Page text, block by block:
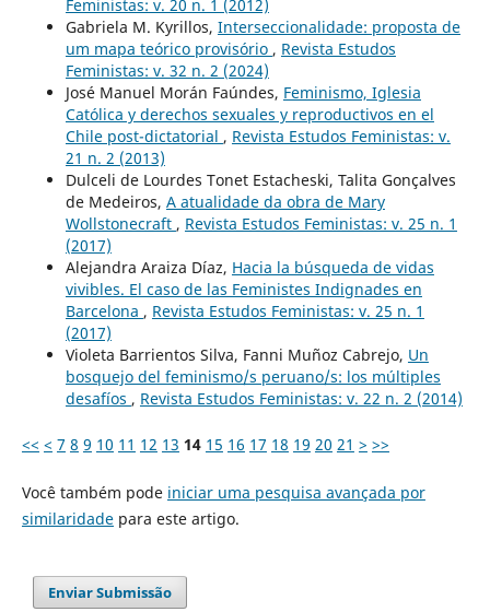
Feministas: v. 20 n. 1 (2012)
Gabriela M. Kyrillos, Interseccionalidade: proposta de
um mapa teórico provisório , Revista Estudos
Feministas: v. 32 n. 2 (2024)
José Manuel Morán Faúndes, Feminismo, Iglesia
Católica y derechos sexuales y reproductivos en el
Chile post-dictatorial , Revista Estudos Feministas: v.
21 n. 2 (2013)
Dulceli de Lourdes Tonet Estacheski, Talita Gonçalves
de Medeiros, A atualidade da obra de Mary
Wollstonecraft , Revista Estudos Feministas: v. 25 n. 1
(2017)
Alejandra Araiza Díaz, Hacia la búsqueda de vidas
vivibles. El caso de las Feministes Indignades en
Barcelona , Revista Estudos Feministas: v. 25 n. 1
(2017)
Violeta Barrientos Silva, Fanni Muñoz Cabrejo, Un
bosquejo del feminismo/s peruano/s: los múltiples
desafíos , Revista Estudos Feministas: v. 22 n. 2 (2014)
<< < 7 8 9 10 11 12 13 14 15 16 17 18 19 20 21 > >>
Você também pode iniciar uma pesquisa avançada por
similaridadepara este artigo.
Enviar Submissão